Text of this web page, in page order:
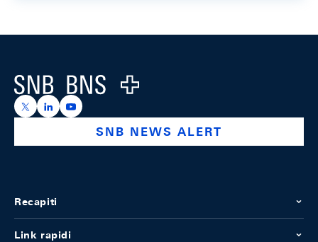
Logo
https://x.com/snb_bns
https://ch.linkedin.com/company/swiss-national-
https://www.youtube.com/@swissnationalbank
SNB NEWS ALERT
Recapiti
Link rapidi